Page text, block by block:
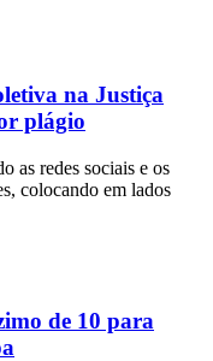
na Justiça
plágio
as redes sociais e os
colocando em lados
de 10 para